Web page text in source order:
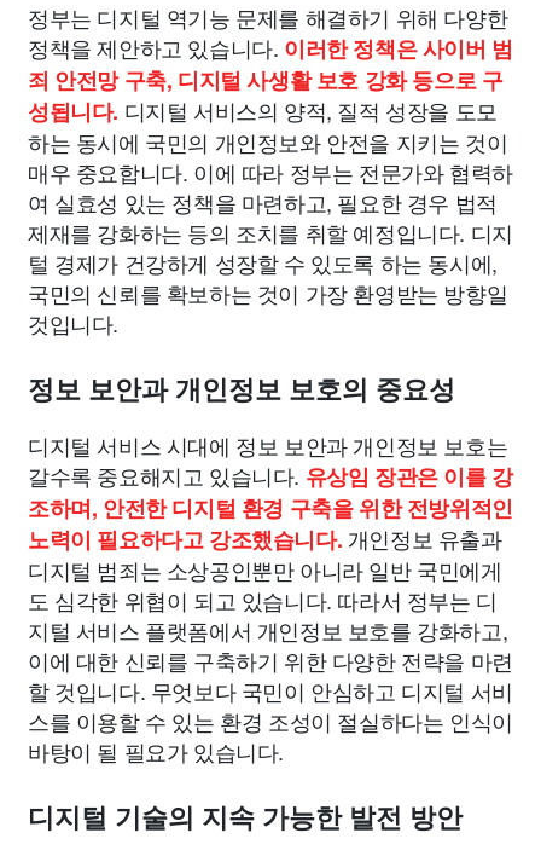
정부는 디지털 역기능 문제를 해결하기 위해 다양한
정책을 제안하고 있습니다. 이러한 정책은 사이버 범
죄 안전망 구축, 디지털 사생활 보호 강화 등으로 구
성됩니다. 디지털 서비스의 양적, 질적 성장을 도모
하는 동시에 국민의 개인정보와 안전을 지키는 것이
매우 중요합니다. 이에 따라 정부는 전문가와 협력하
여 실효성 있는 정책을 마련하고, 필요한 경우 법적
제재를 강화하는 등의 조치를 취할 예정입니다. 디지
털 경제가 건강하게 성장할 수 있도록 하는 동시에,
국민의 신뢰를 확보하는 것이 가장 환영받는 방향일
것입니다.
정보 보안과 개인정보 보호의 중요성
디지털 서비스 시대에 정보 보안과 개인정보 보호는
갈수록 중요해지고 있습니다. 유상임 장관은 이를 강
조하며, 안전한 디지털 환경 구축을 위한 전방위적인
노력이 필요하다고 강조했습니다. 개인정보 유출과
디지털 범죄는 소상공인뿐만 아니라 일반 국민에게
도 심각한 위협이 되고 있습니다. 따라서 정부는 디
지털 서비스 플랫폼에서 개인정보 보호를 강화하고,
이에 대한 신뢰를 구축하기 위한 다양한 전략을 마련
할 것입니다. 무엇보다 국민이 안심하고 디지털 서비
스를 이용할 수 있는 환경 조성이 절실하다는 인식이
바탕이 될 필요가 있습니다.
디지털 기술의 지속 가능한 발전 방안